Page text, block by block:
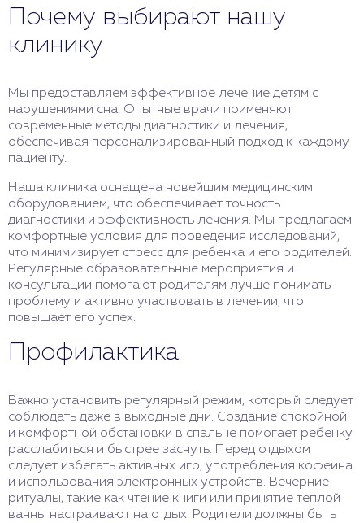
Почему выбирают нашу
клинику
Мы предоставляем эффективное лечение детям с
нарушениями сна. Опытные врачи применяют
современные методы диагностики и лечения,
обеспечивая персонализированный подход к каждому
пациенту.
Наша клиника оснащена новейшим медицинским
оборудованием, что обеспечивает точность
диагностики и эффективность лечения. Мы предлагаем
комфортные условия для проведения исследований,
что минимизирует стресс для ребенка и его родителей.
Регулярные образовательные мероприятия и
консультации помогают родителям лучше понимать
проблему и активно участвовать в лечении, что
повышает его успех.
Профилактика
Важно установить регулярный режим, который следует
соблюдать даже в выходные дни. Создание спокойной
и комфортной обстановки в спальне помогает ребенку
расслабиться и быстрее заснуть. Перед отдыхом
следует избегать активных игр, употребления кофеина
и использования электронных устройств. Вечерние
ритуалы, такие как чтение книги или принятие теплой
ванны настраивают на отдых. Родители должны быть